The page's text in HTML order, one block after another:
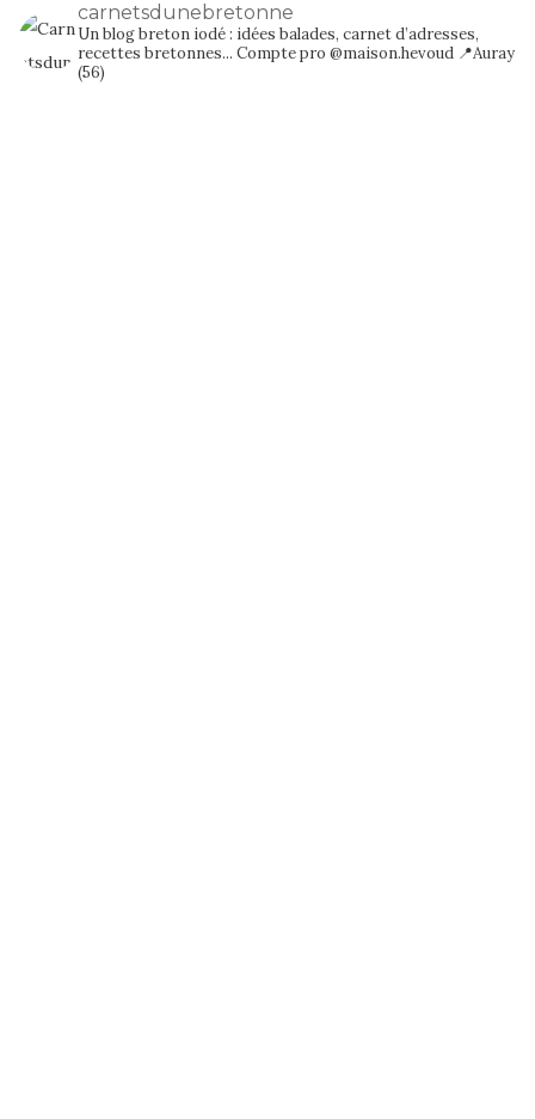
carnetsdunebretonne
Un blog breton iodé : idées balades, carnet d’adresses,
recettes bretonnes... Compte pro @maison.hevoud 📍Auray
(56)